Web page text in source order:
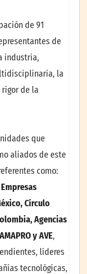
de 91
de
industria,
la
de la
que
aliados de este
como:
Empresas
Círculo
Agencias
y AVE,
líderes
tecnológicas,